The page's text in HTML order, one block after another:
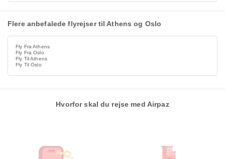
Flere anbefalede flyrejser til Athens og Oslo
Fly Fra Athens
Fly Fra Oslo
Fly Til Athens
Fly Til Oslo
Hvorfor skal du rejse med Airpaz